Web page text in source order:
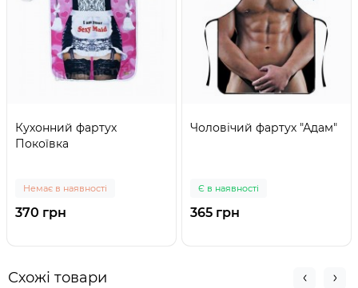
Кухонний фартух
Покоївка
Немає в наявності
370 грн
Чоловічий фартух "Адам"
Є в наявності
365 грн
Схожі товари